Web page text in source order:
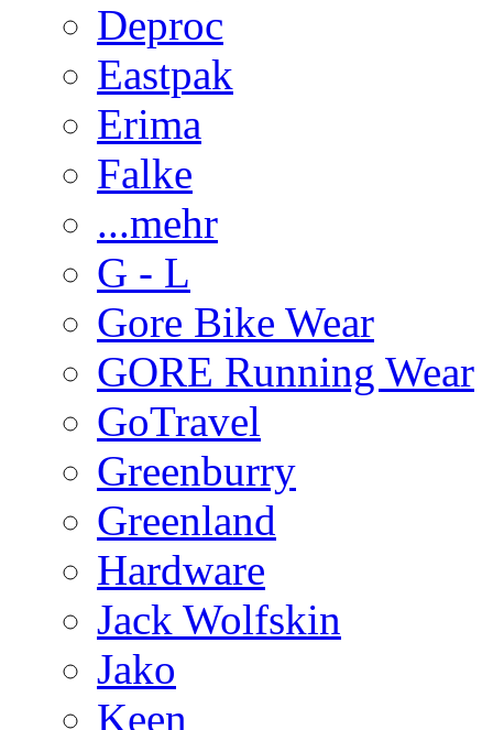
Deproc
Eastpak
Erima
Falke
...mehr
G - L
Gore Bike Wear
GORE Running Wear
GoTravel
Greenburry
Greenland
Hardware
Jack Wolfskin
Jako
Keen